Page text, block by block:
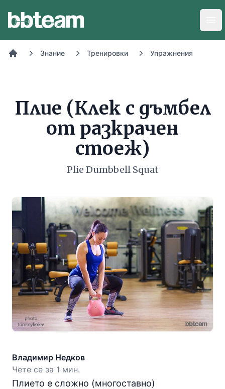
Знание Тренировки Упражнения
Плие (Клек с дъмбел
от разкрачен
стоеж)
Plie Dumbbell Squat
Владимир Недков
Чете се за 1 мин.
Плието е сложно (многоставно)